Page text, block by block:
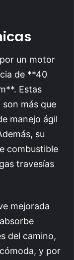
un motor
de **40
Estas
más que
manejo ágil
su
combustible
travesías
mejorada
del camino,
y por